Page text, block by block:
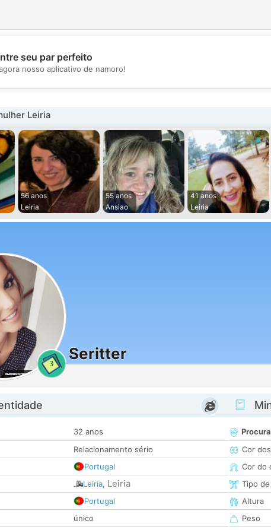
💕
seu par perfeito
nosso aplicativo de namoro!
Leiria
56 anos
Leiria
55 anos
Ansiao
41 anos
Leiria
3
Seritter
32 anos
Relacionamento sério
Portugal
Leiria, Leiria
Portugal
único
Cor
Cor do
Tipo
Altura
Peso